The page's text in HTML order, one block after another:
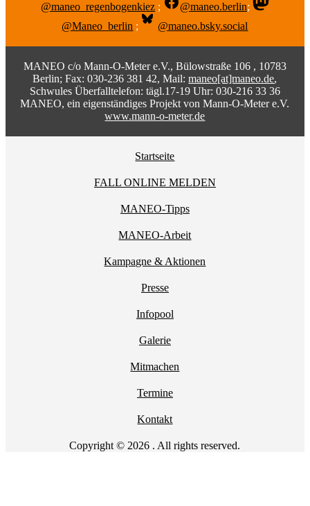
@maneo_regenbogenkiez ; @maneo.berlin;
@Maneo_berlin ; @maneo.bsky.social
MANEO c/o Mann-O-Meter e.V., Bülowstraße 106 , 10783
Berlin; Fax: 030-236 381 42, Mail:maneo[at]maneo.de,
Schwules Überfalltelefon: tägl.17-19 Uhr: 030-216 33 36
MANEO, ein eigenständiges Projekt von Mann-O-Meter e.V.
www.mann-o-meter.de
Startseite
FALL ONLINE MELDEN
MANEO-Tipps
MANEO-Arbeit
Kampagne & Aktionen
Presse
Infopool
Galerie
Mitmachen
Termine
Kontakt
Copyright © 2026 . All rights reserved.